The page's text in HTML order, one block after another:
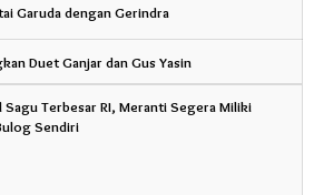
Garuda dengan Gerindra
Duet Ganjar dan Gus Yasin
Sagu Terbesar RI, Meranti Segera Miliki
Sendiri